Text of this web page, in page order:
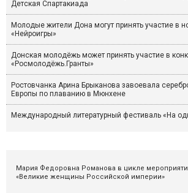
Детская Спартакиада
Молодые жители Дона могут принять участие в
«Нейроигры»
Донская молодёжь может принять участие в
«Росмолодёжь.Гранты»
Ростовчанка Арина Брыканова завоевала
Европы по плаванию в Мюнхене
Международный литературный фестиваль «На
Мария Федоровна Романова в цикле
«Великие женщины Российской империи»